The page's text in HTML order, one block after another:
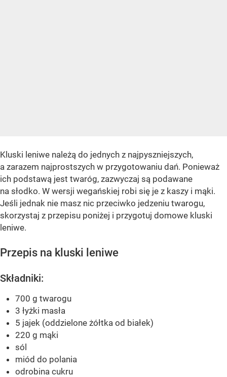
Kluski leniwe należą do jednych z najpyszniejszych,
a zarazem najprostszych w przygotowaniu dań. Ponieważ
ich podstawą jest twaróg, zazwyczaj są podawane
na słodko. W wersji wegańskiej robi się je z kaszy i mąki.
Jeśli jednak nie masz nic przeciwko jedzeniu twarogu,
skorzystaj z przepisu poniżej i przygotuj domowe kluski
leniwe.
Przepis na kluski leniwe
Składniki:
700 g twarogu
3 łyżki masła
5 jajek (oddzielone żółtka od białek)
220 g mąki
sól
miód do polania
odrobina cukru